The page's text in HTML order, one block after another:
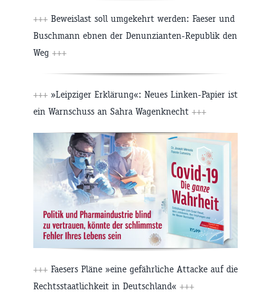
+++ Beweislast soll umgekehrt werden: Faeser und
Buschmann ebnen der Denunzianten-Republik den
Weg +++
+++ »Leipziger Erklärung«: Neues Linken-Papier ist
ein Warnschuss an Sahra Wagenknecht +++
+++ Faesers Pläne »eine gefährliche Attacke auf die
Rechtsstaatlichkeit in Deutschland« +++